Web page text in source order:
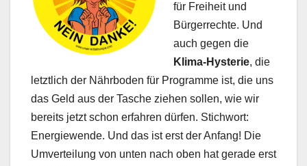
für Freiheit und
Bürgerrechte. Und
auch gegen die
Klima-Hysterie, die
letztlich der Nährboden für Programme ist, die uns
das Geld aus der Tasche ziehen sollen, wie wir
bereits jetzt schon erfahren dürfen. Stichwort:
Energiewende. Und das ist erst der Anfang! Die
Umverteilung von unten nach oben hat gerade erst